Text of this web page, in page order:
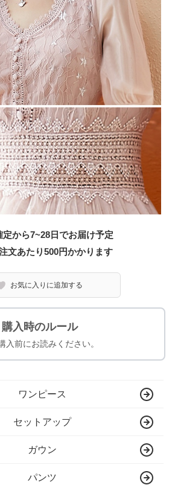
定から7~28日でお届け予定
文あたり500円かかります
お気に入りに追加する
購入時のルール
入前にお読みください。
ワンピース
セットアップ
ガウン
パンツ